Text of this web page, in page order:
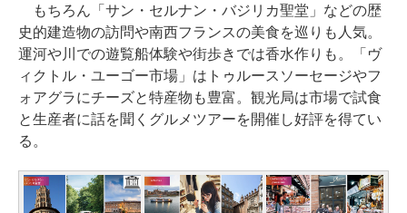
もちろん「サン・セルナン・バジリカ聖堂」などの歴
史的建造物の訪問や南西フランスの美食を巡りも人気。
運河や川での遊覧船体験や街歩きでは香水作りも。「ヴ
ィクトル・ユーゴー市場」はトゥルースソーセージやフ
ォアグラにチーズと特産物も豊富。観光局は市場で試食
と生産者に話を聞くグルメツアーを開催し好評を得てい
る。